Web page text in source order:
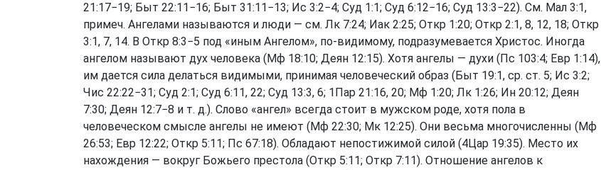
21:17−19; Быт 22:11−16; Быт 31:11−13; Ис 3:2−4; Суд 1:1; Суд 6:12−16; Суд 13:3−22). См. Мал 3:1,
примеч. Ангелами называются и люди — см. Лк 7:24; Иак 2:25; Откр 1:20; Откр 2:1, 8, 12, 18; Откр
3:1, 7, 14. В Откр 8:3−5 под «иным Ангелом», по-видимому, подразумевается Христос. Иногда
ангелом называют дух человека (Мф 18:10; Деян 12:15). Хотя ангелы — духи (Пс 103:4; Евр 1:14),
им дается сила делаться видимыми, принимая человеческий образ (Быт 19:1, ср. ст. 5; Ис 3:2;
Чис 22:22−31; Суд 2:1; Суд 6:11, 22; Суд 13:3, 6; 1Пар 21:16, 20; Мф 1:20; Лк 1:26; Ин 20:12; Деян
7:30; Деян 12:7−8 и т. д.). Слово «ангел» всегда стоит в мужском роде, хотя пола в
человеческом смысле ангелы не имеют (Мф 22:30; Мк 12:25). Они весьма многочисленны (Мф
26:53; Евр 12:22; Откр 5:11; Пс 67:18). Обладают непостижимой силой (4Цар 19:35). Место их
нахождения — вокруг Божьего престола (Откр 5:11; Откр 7:11). Отношение ангелов к